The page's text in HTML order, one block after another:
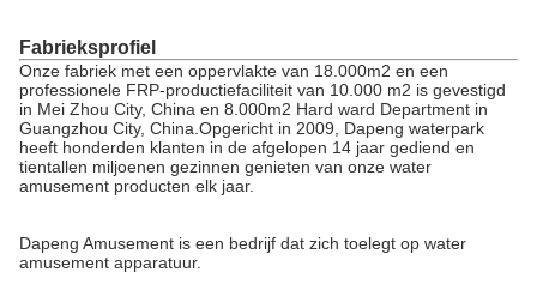
Fabrieksprofiel
Onze fabriek met een oppervlakte van 18.000m2 en een
professionele FRP-productiefaciliteit van 10.000 m2 is gevestigd
in Mei Zhou City, China en 8.000m2 Hard ward Department in
Guangzhou City, China.Opgericht in 2009, Dapeng waterpark
heeft honderden klanten in de afgelopen 14 jaar gediend en
tientallen miljoenen gezinnen genieten van onze water
amusement producten elk jaar.
Dapeng Amusement is een bedrijf dat zich toelegt op water
amusement apparatuur.